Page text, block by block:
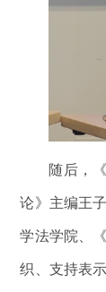
随后，
论》主编王
学法学院、
织、支持表